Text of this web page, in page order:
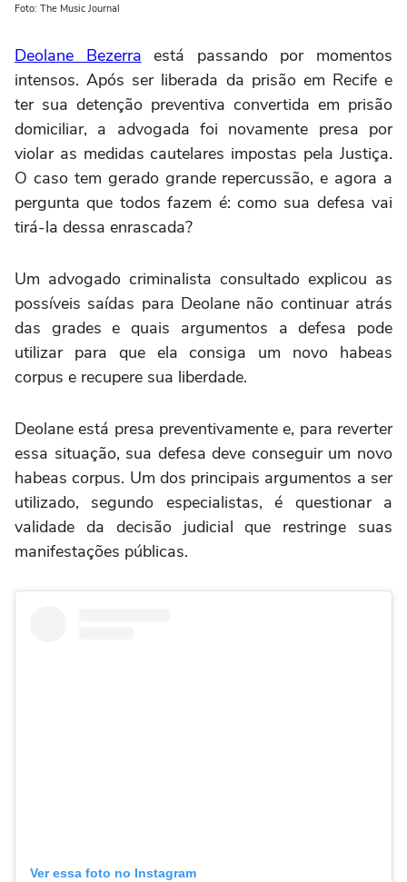
Foto: The Music Journal
Deolane Bezerra está passando por momentos
intensos. Após ser liberada da prisão em Recife e
ter sua detenção preventiva convertida em prisão
domiciliar, a advogada foi novamente presa por
violar as medidas cautelares impostas pela Justiça.
O caso tem gerado grande repercussão, e agora a
pergunta que todos fazem é: como sua defesa vai
tirá-la dessa enrascada?
Um advogado criminalista consultado explicou as
possíveis saídas para Deolane não continuar atrás
das grades e quais argumentos a defesa pode
utilizar para que ela consiga um novo habeas
corpus e recupere sua liberdade.
Deolane está presa preventivamente e, para reverter
essa situação, sua defesa deve conseguir um novo
habeas corpus. Um dos principais argumentos a ser
utilizado, segundo especialistas, é questionar a
validade da decisão judicial que restringe suas
manifestações públicas.
Ver essa foto no Instagram